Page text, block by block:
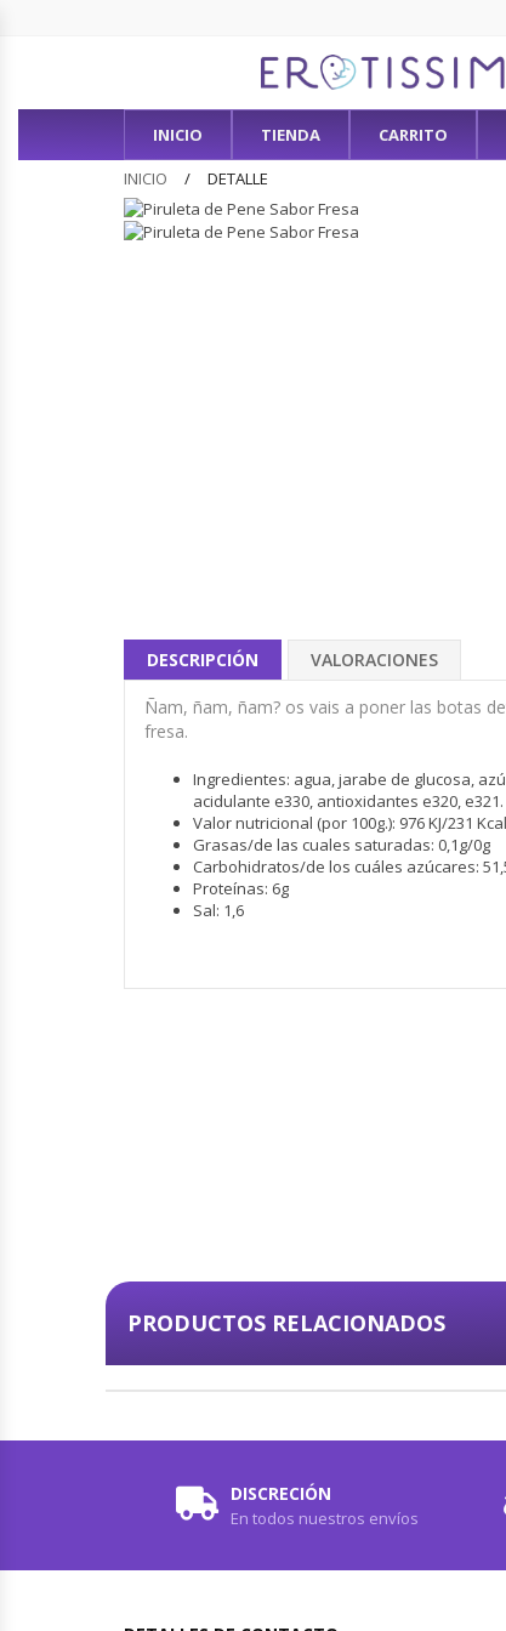
INICIO TIENDA CARRITO
INICIO
DETALLE
DESCRIPCIÓN VALORACIONES
Ñam, ñam, ñam? os vais a poner las botas
fresa.
Ingredientes: agua, jarabe de glucosa,
acidulante e330, antioxidantes e320,
Valor nutricional (por 100g.): 976 KJ/231 Kcal
Grasas/de las cuales saturadas: 0,1g/0g
Carbohidratos/de los cuáles azúcares:
Proteínas: 6g
Sal: 1,6
PRODUCTOS RELACIONADOS
DISCRECIÓN
En todos nuestros envíos